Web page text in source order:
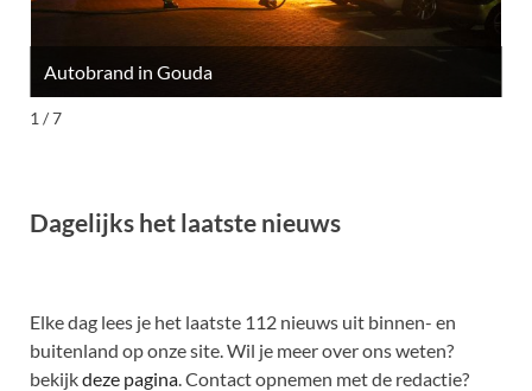
Autobrand in Gouda
1 / 7
Dagelijks het laatste nieuws
Elke dag lees je het laatste 112 nieuws uit binnen- en
buitenland op onze site. Wil je meer over ons weten?
bekijkdeze pagina. Contact opnemen met de redactie?